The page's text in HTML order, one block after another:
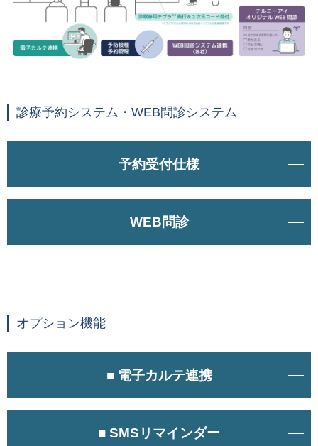
診療予約システム・WEB問診システム
予約受付仕様
WEB問診
オプション機能
■ 電子カルテ連携
■ SMSリマインダー